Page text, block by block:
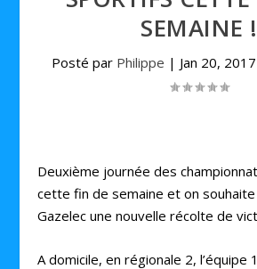
SEMAINE !
Posté par Philippe | Jan 20, 2017
Deuxième journée des
cette fin de semaine et on
Gazelec une nouvelle récolte de
A domicile, en régionale 2, l’équipe